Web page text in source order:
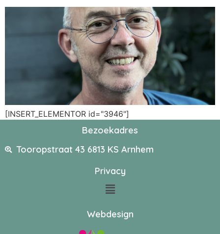
[INSERT_ELEMENTOR id="3946"]
Bezoekadres
Tooropstraat 43 6813 KS Arnhem
Privacy
Webdesign